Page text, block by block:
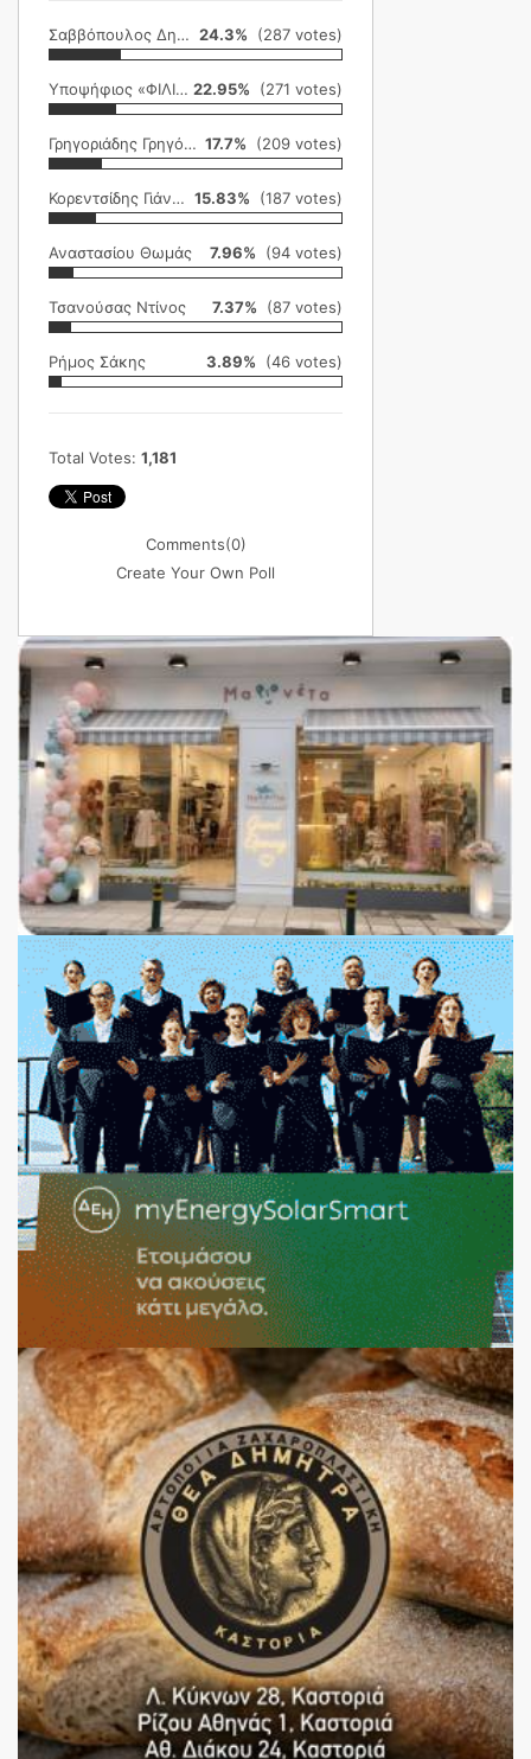
Σαββόπουλος Δημήτρης 24.3% (287 votes)
Υποψήφιος «ΦΙΛΙΚΗ ΕΤΑΙΡΕΙΑ» 22.95% (271 votes)
Γρηγοριάδης Γρηγόρης 17.7% (209 votes)
Κορεντσίδης Γιάννης 15.83% (187 votes)
Αναστασίου Θωμάς 7.96% (94 votes)
Τσανούσας Ντίνος 7.37% (87 votes)
Ρήμος Σάκης 3.89% (46 votes)
Total Votes: 1,181
Comments(0)
Create Your Own Poll